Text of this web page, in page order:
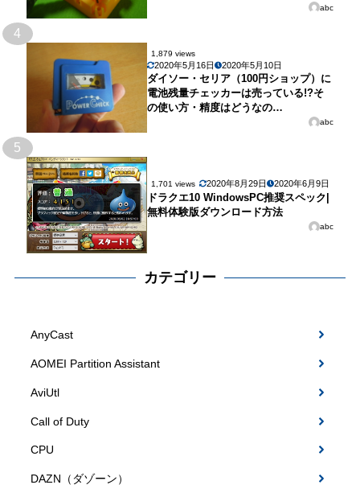
abc
4
1,879 views
2020年5月16日 2020年5月10日
ダイソー・セリア（100円ショップ）に
電池残量チェッカーは売っている!?そ
の使い方・精度はどうなの…
abc
5
1,701 views 2020年8月29日 2020年6月9日
ドラクエ10 WindowsPC推奨スペック|
無料体験版ダウンロード方法
abc
カテゴリー
AnyCast
AOMEI Partition Assistant
AviUtl
Call of Duty
CPU
DAZN（ダゾーン）